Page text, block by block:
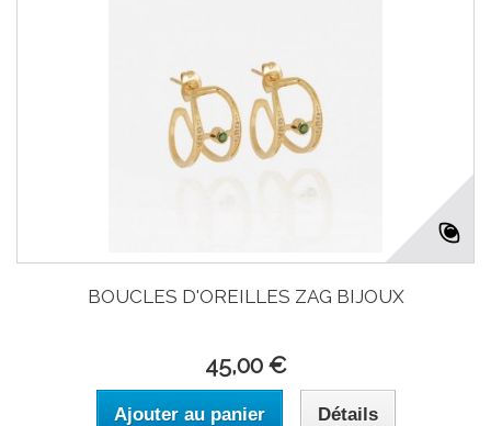
BOUCLES D'OREILLES ZAG BIJOUX
45,00 €
Ajouter au panier Détails